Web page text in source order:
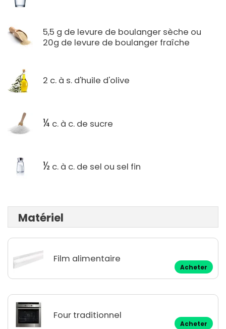
5,5 g de levure de boulanger sèche ou
20g de levure de boulanger fraîche
2 c. à s. d'huile d'olive
¼ c. à c. de sucre
½ c. à c. de sel ou sel fin
Matériel
Film alimentaire
Acheter
Four traditionnel
Acheter